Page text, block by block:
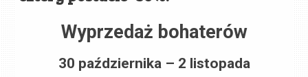
Wyprzedaż bohaterów
30 października – 2 listopada